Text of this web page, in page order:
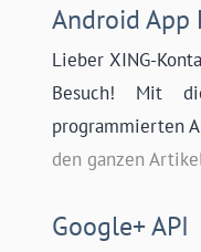
Android App
Lieber XING-
Besuch! Mit
programmierten
den ganzen
Google+ API